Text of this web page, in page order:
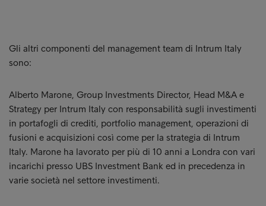
Gli altri componenti del management team di Intrum Italy
sono:
Alberto Marone, Group Investments Director, Head M&A e
Strategy per Intrum Italy con responsabilità sugli investimenti
in portafogli di crediti, portfolio management, operazioni di
fusioni e acquisizioni così come per la strategia di Intrum
Italy. Marone ha lavorato per più di 10 anni a Londra con vari
incarichi presso UBS Investment Bank ed in precedenza in
varie società nel settore investimenti.